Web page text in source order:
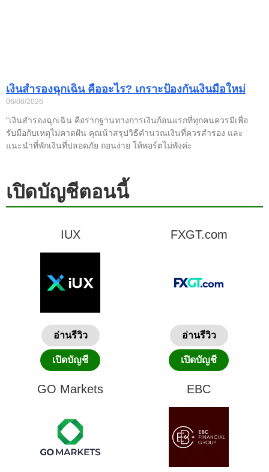
เงินสำรองฉุกเฉิน คืออะไร? เกราะป้องกันเงินมือใหม่
06/08/2026
“เงินสำรองฉุกเฉิน คือรากฐานทางการเงินก้อนแรกที่ทุกคนควรมีเพื่อ
รับมือกับเหตุไม่คาดฝัน คุณน้าสรุปวิธีคำนวณเงินที่ควรสำรอง และ
แนะนำที่พักเงินที่ปลอดภัย ถอนง่าย ให้พอร์ตไม่พังค่ะ
เปิดบัญชีตอนนี้
IUX
อ่านรีวิว
เปิดบัญชี
FXGT.com
อ่านรีวิว
เปิดบัญชี
GO Markets EBC